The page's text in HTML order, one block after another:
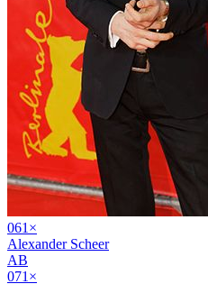
061 ×
Alexander Scheer
AB
071 ×